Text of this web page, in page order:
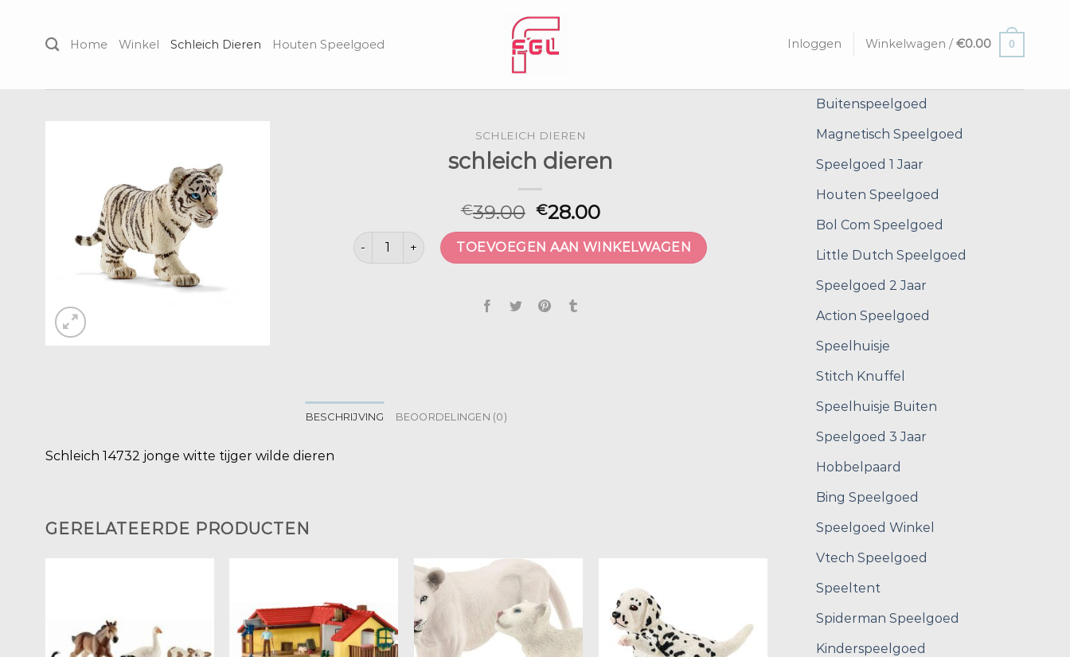
content
Home Winkel Schleich Dieren Houten Speelgoed Inloggen Winkelwagen /€0.00 0
Buitenspeelgoed
Magnetisch Speelgoed
Speelgoed 1 Jaar
Houten Speelgoed
Bol Com Speelgoed
Little Dutch Speelgoed
Speelgoed 2 Jaar
Action Speelgoed
Speelhuisje
Stitch Knuffel
Speelhuisje Buiten
Speelgoed 3 Jaar
Hobbelpaard
Bing Speelgoed
Speelgoed Winkel
Vtech Speelgoed
Speeltent
Spiderman Speelgoed
Kinderspeelgoed
SCHLEICH DIEREN
schleich dieren
€39.00 €28.00
schleich dieren aantalTOEVOEGEN AAN WINKELWAGEN
BESCHRIJVING BEOORDELINGEN (0)
Schleich 14732 jonge witte tijger wilde dieren
GERELATEERDE PRODUCTEN